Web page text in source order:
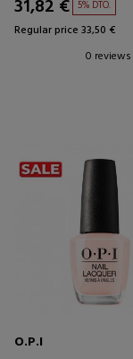
31,82 € 5% DTO.
Regular price 33,50 €
0 reviews
O.P.I